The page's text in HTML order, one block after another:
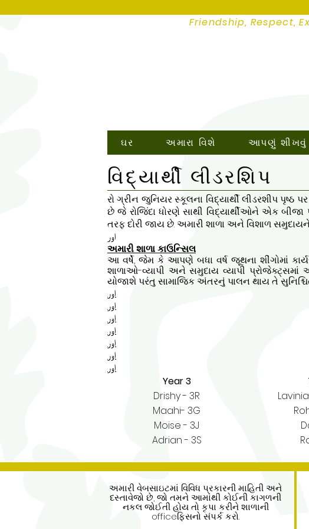
Friendship, Respect,
ઘર અમારા વિશે આપણું શીખવું
વિદ્યાર્થી લીડરશિપ
રો ગ્રીન જુનિયર સ્કૂલના વિદ્યાર્થી લીડરશીપ
છે જે રોજિંદા ધોરણે સાથી વિદ્યાર્થીઓને એક
તરફ દોરી જાય છે. અમારી શાળા અને વિશાળ
اور
અમારી શાળા કાઉન્સિલ
આ વર્ષે, જેમ કે આપણે બધા વર્ષ જૂથના શીંગોમાં
શાળાઓ-વ્યાપી અને સમુદાય વ્યાપી પ્રોજેક્ટ્સમાં
યોજાશે પરંતુ સામાજિક અંતરનું પાલન થાય તે
اور
اور
اور
اور
اور
اور
اور
Year 3
Drishy - 3R
Maahi- 3G
Moise - 3J
Adrian - 3S
અમારી વેબસાઇટમાં વિવિધ પ્રકારની માહિતી અને
દસ્તાવેજો છે, જો તમને આમાંથી કોઈની કાગળની
નકલ જોઈતી હોય તો કૃપા કરીને શાળાની
officeફિસનો સંપર્ક કરો.